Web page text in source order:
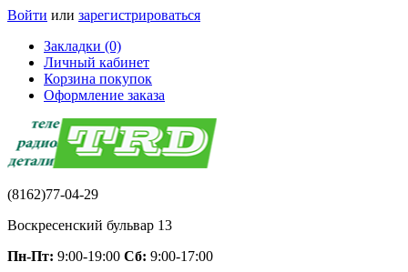
Войти или зарегистрироваться
Закладки (0)
Личный кабинет
Корзина покупок
Оформление заказа
(8162)77-04-29
Воскресенский бульвар 13
Пн-Пт: 9:00-19:00 Сб: 9:00-17:00